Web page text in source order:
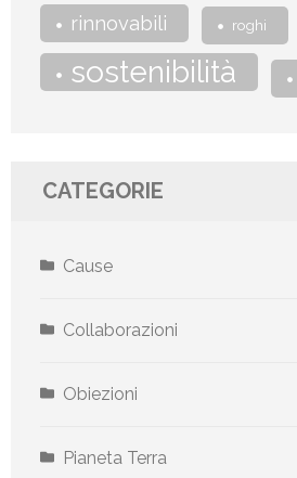
rinnovabili roghi
sostenibilità
CATEGORIE
Cause
Collaborazioni
Obiezioni
Pianeta Terra